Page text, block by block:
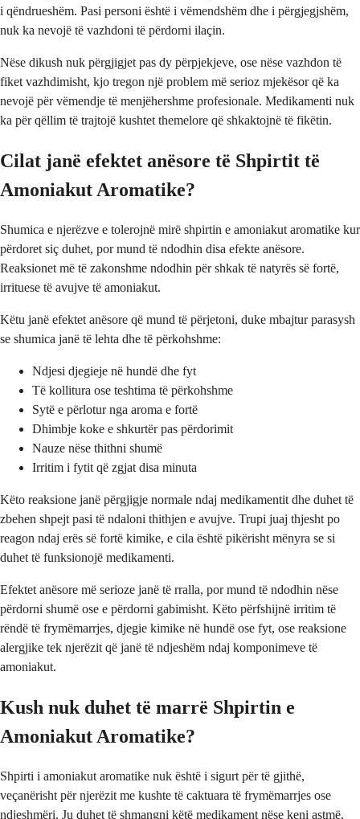
i qëndrueshëm. Pasi personi është i vëmendshëm dhe i përgjegjshëm,
nuk ka nevojë të vazhdoni të përdorni ilaçin.
Nëse dikush nuk përgjigjet pas dy përpjekjeve, ose nëse vazhdon të
fiket vazhdimisht, kjo tregon një problem më serioz mjekësor që ka
nevojë për vëmendje të menjëhershme profesionale. Medikamenti nuk
ka për qëllim të trajtojë kushtet themelore që shkaktojnë të fikëtin.
Cilat janë efektet anësore të Shpirtit të
Amoniakut Aromatike?
Shumica e njerëzve e tolerojnë mirë shpirtin e amoniakut aromatike kur
përdoret siç duhet, por mund të ndodhin disa efekte anësore.
Reaksionet më të zakonshme ndodhin për shkak të natyrës së fortë,
irrituese të avujve të amoniakut.
Këtu janë efektet anësore që mund të përjetoni, duke mbajtur parasysh
se shumica janë të lehta dhe të përkohshme:
Ndjesi djegieje në hundë dhe fyt
Të kollitura ose teshtima të përkohshme
Sytë e përlotur nga aroma e fortë
Dhimbje koke e shkurtër pas përdorimit
Nauze nëse thithni shumë
Irritim i fytit që zgjat disa minuta
Këto reaksione janë përgjigje normale ndaj medikamentit dhe duhet të
zbehen shpejt pasi të ndaloni thithjen e avujve. Trupi juaj thjesht po
reagon ndaj erës së fortë kimike, e cila është pikërisht mënyra se si
duhet të funksionojë medikamenti.
Efektet anësore më serioze janë të rralla, por mund të ndodhin nëse
përdorni shumë ose e përdorni gabimisht. Këto përfshijnë irritim të
rëndë të frymëmarrjes, djegie kimike në hundë ose fyt, ose reaksione
alergjike tek njerëzit që janë të ndjeshëm ndaj komponimeve të
amoniakut.
Kush nuk duhet të marrë Shpirtin e
Amoniakut Aromatike?
Shpirti i amoniakut aromatike nuk është i sigurt për të gjithë,
veçanërisht për njerëzit me kushte të caktuara të frymëmarrjes ose
ndjeshmëri. Ju duhet të shmangni këtë medikament nëse keni astmë,